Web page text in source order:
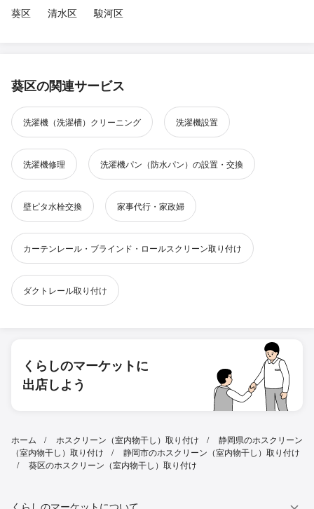
葵区
清水区 駿河区
葵区の関連サービス
洗濯機（洗濯槽）クリーニング 洗濯機設置
洗濯機修理 洗濯機パン（防水パン）の設置・交換
壁ピタ水栓交換 家事代行・家政婦
カーテンレール・ブラインド・ロールスクリーン取り付け
ダクトレール取り付け
くらしのマーケットに
出店しよう
ホーム ホスクリーン（室内物干し）取り付け
静岡県のホスクリーン
（室内物干し）取り付け
静岡市のホスクリーン（室内物干し）取り付け
葵区のホスクリーン（室内物干し）取り付け
くらしのマーケットについて